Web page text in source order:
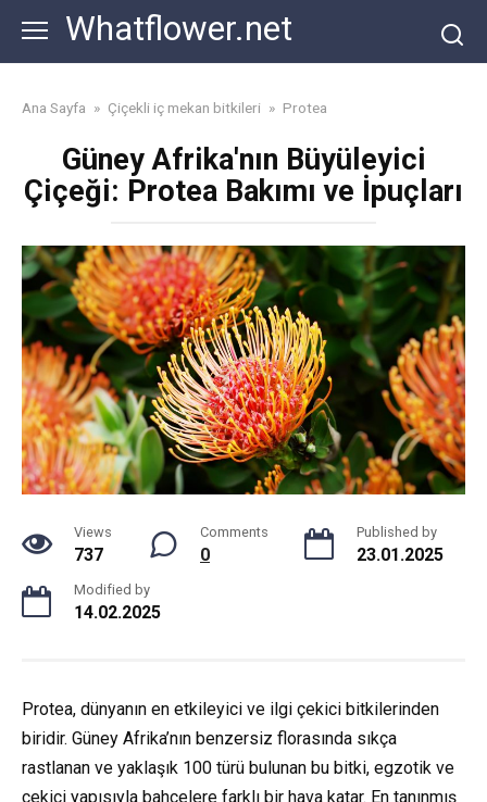
content
Whatflower.net
Ana Sayfa » Çiçekli iç mekan bitkileri » Protea
Güney Afrika'nın Büyüleyici
Çiçeği: Protea Bakımı ve İpuçları
Views
737
Comments
0
Published by
23.01.2025
Modified by
14.02.2025
Protea, dünyanın en etkileyici ve ilgi çekici bitkilerinden
biridir. Güney Afrika’nın benzersiz florasında sıkça
rastlanan ve yaklaşık 100 türü bulunan bu bitki, egzotik ve
çekici yapısıyla bahçelere farklı bir hava katar. En tanınmış